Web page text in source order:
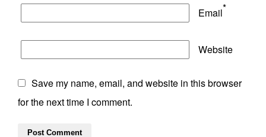
Email*
Website
Save my name, email, and website in this browser
for the next time I comment.